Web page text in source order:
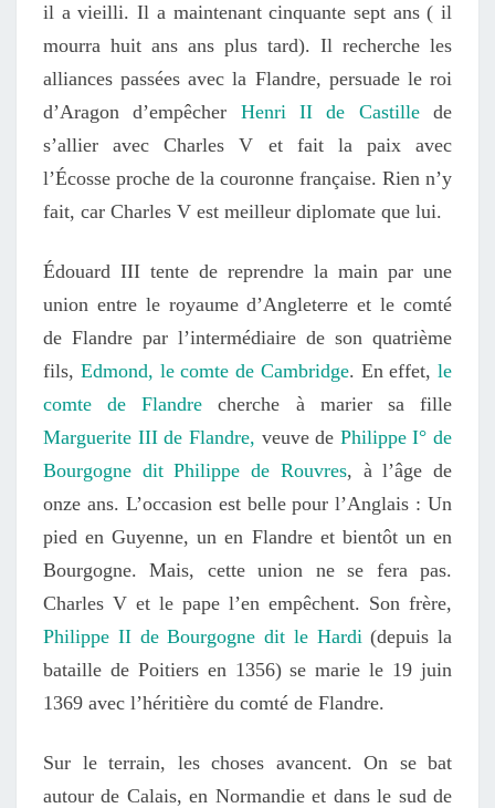
il a vieilli. Il a maintenant cinquante sept ans ( il
mourra huit ans ans plus tard). Il recherche les
alliances passées avec la Flandre, persuade le roi
d’Aragon d’empêcher Henri II de Castillede
s’allier avec Charles V et fait la paix avec
l’Écosse proche de la couronne française. Rien n’y
fait, car Charles V est meilleur diplomate que lui.
Édouard III tente de reprendre la main par une
union entre le royaume d’Angleterre et le comté
de Flandre par l’intermédiaire de son quatrième
fils, Edmond, le comte de Cambridge. En effet, le
comte de Flandre cherche à marier sa fille
Marguerite III de Flandre, veuve de Philippe I° de
Bourgogne dit Philippe de Rouvres, à l’âge de
onze ans. L’occasion est belle pour l’Anglais : Un
pied en Guyenne, un en Flandre et bientôt un en
Bourgogne. Mais, cette union ne se fera pas.
Charles V et le pape l’en empêchent. Son frère,
Philippe II de Bourgogne dit le Hardi(depuis la
bataille de Poitiers en 1356) se marie le 19 juin
1369 avec l’héritière du comté de Flandre.
Sur le terrain, les choses avancent. On se bat
autour de Calais, en Normandie et dans le sud de